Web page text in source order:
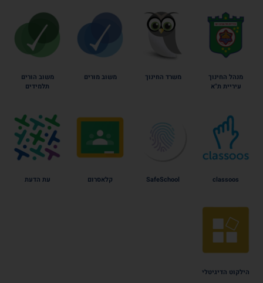
מנהל החינוך
עיריית ת"א
משרד החינוך משוב מורים
משוב הורים
תלמידים
classoos
SafeSchool קלאסרום עת הדעת
הילקוט הדיגיטלי